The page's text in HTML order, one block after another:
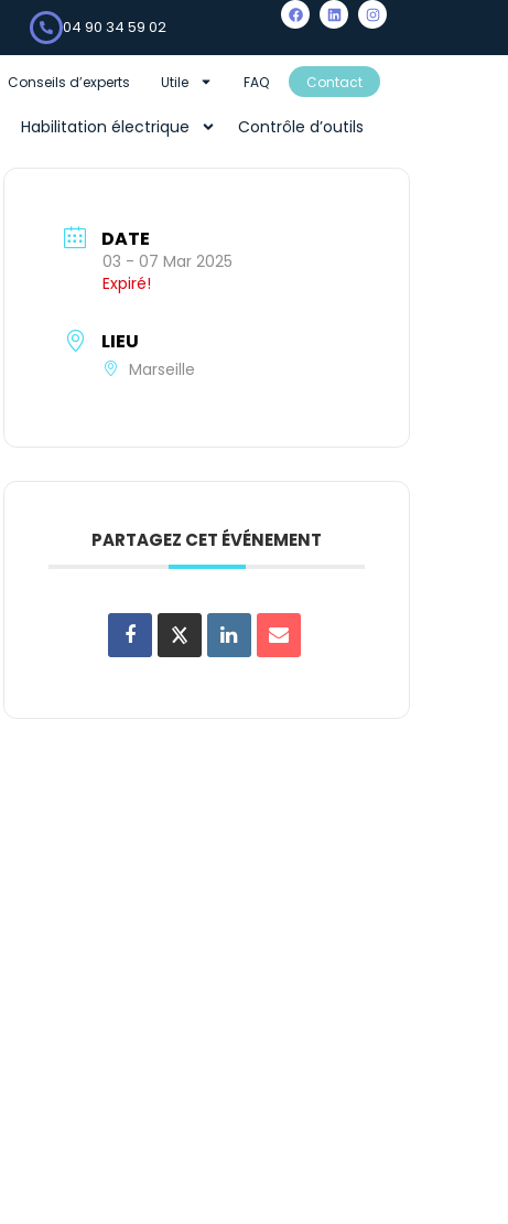
04 90 34 59 02
Conseils d’experts Utile FAQ Contact
Habilitation électrique Contrôle d’outils
DATE
03 - 07 Mar 2025
Expiré!
LIEU
Marseille
PARTAGEZ CET ÉVÉNEMENT